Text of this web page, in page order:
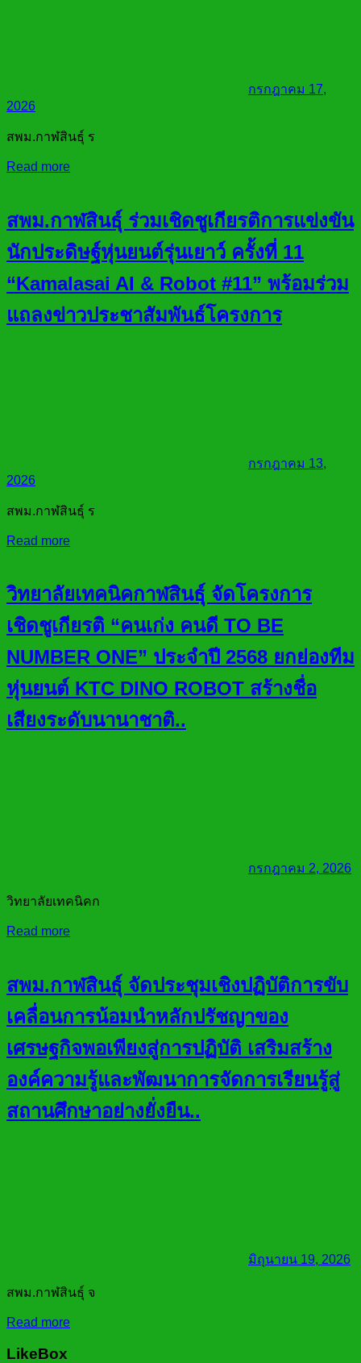
กรกฎาคม 17,
2026
สพม.กาฬสินธุ์ ร
Read more
สพม.กาฬสินธุ์ ร่วมเชิดชูเกียรติการแข่งขัน
นักประดิษฐ์หุ่นยนต์รุ่นเยาว์ ครั้งที่ 11
“Kamalasai AI & Robot #11” พร้อมร่วม
แถลงข่าวประชาสัมพันธ์โครงการ
กรกฎาคม 13,
2026
สพม.กาฬสินธุ์ ร
Read more
วิทยาลัยเทคนิคกาฬสินธุ์ จัดโครงการ
เชิดชูเกียรติ “คนเก่ง คนดี TO BE
NUMBER ONE” ประจำปี 2568 ยกย่องทีม
หุ่นยนต์ KTC DINO ROBOT สร้างชื่อ
เสียงระดับนานาชาติ..
กรกฎาคม 2, 2026
วิทยาลัยเทคนิคก
Read more
สพม.กาฬสินธุ์ จัดประชุมเชิงปฏิบัติการขับ
เคลื่อนการน้อมนำหลักปรัชญาของ
เศรษฐกิจพอเพียงสู่การปฏิบัติ เสริมสร้าง
องค์ความรู้และพัฒนาการจัดการเรียนรู้สู่
สถานศึกษาอย่างยั่งยืน..
มิถุนายน 19, 2026
สพม.กาฬสินธุ์ จ
Read more
LikeBox